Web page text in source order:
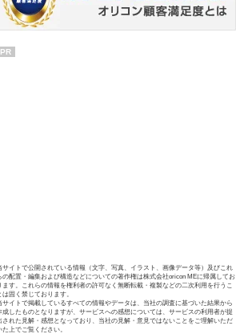
PR
サイトで公開されている情報（文字、写真、イラスト、画像データ等）及びこれ
の配置・編集および構造などについての著作権は株式会社oricon MEに帰属してお
ます。これらの情報を権利者の許可なく無断転載・複製などの二次利用を行うこ
は固く禁じております。
サイトで掲載しているすべての情報やデータは、当社の調査に基づいた結果から
成したものとなりますが、サービスへの感想については、サービスの利用者が提
された見解・感想となっており、当社の見解・意見ではないことをご理解いただ
た上でご覧ください。